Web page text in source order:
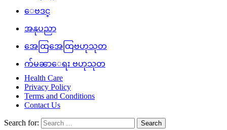
ေဗဒင္
အနုပညာ
အေထြအေထြဗဟုသုတ
က်မၼာေရး ဗဟုသုတ
Health Care
Privacy Policy
Terms and Conditions
Contact Us
Search for: